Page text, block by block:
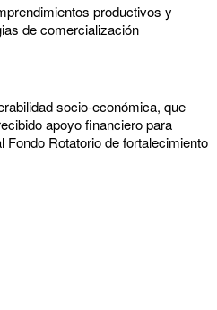
productivos y
de comercialización
socio-económica, que
apoyo financiero para
Rotatorio de fortalecimiento